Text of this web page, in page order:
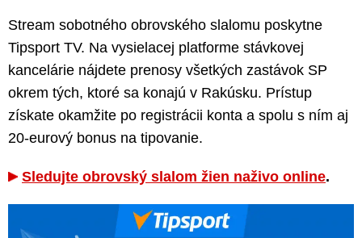
Stream sobotného obrovského slalomu poskytne
Tipsport TV. Na vysielacej platforme stávkovej
kancelárie nájdete prenosy všetkých zastávok SP
okrem tých, ktoré sa konajú v Rakúsku. Prístup
získate okamžite po registrácii konta a spolu s ním aj
20-eurový bonus na tipovanie.
Sledujte obrovský slalom žien naživo online.